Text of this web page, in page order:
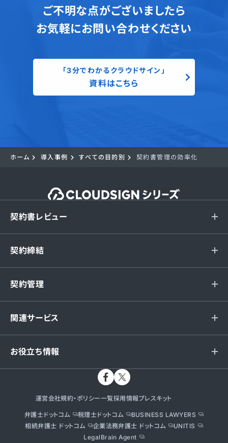
ご不明な点がございましたら
お気軽にお問い合わせください
「3分でわかるクラウドサイン」
資料はこちら
ホーム 導入事例 すべての目的別 契約書管理の効率化
契約書レビュー
契約締結
契約管理
関連サービス
お役立ち情報
運営会社規約・ポリシー一覧採用情報プレスキット
弁護士ドットコム 税理士ドットコム
BUSINESS LAWYERS
相続弁護士 ドットコム
企業法務弁護士 ドットコム
UNITIS
LegalBrain Agent